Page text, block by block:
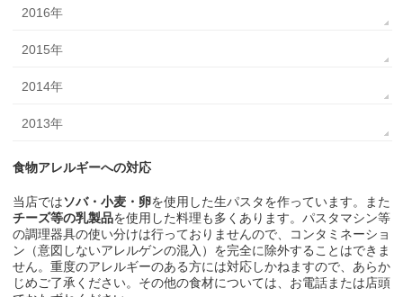
2016年
2015年
2014年
2013年
食物アレルギーへの対応
当店ではソバ・小麦・卵を使用した生パスタを作っています。また
チーズ等の乳製品を使用した料理も多くあります。パスタマシン等
の調理器具の使い分けは行っておりませんので、コンタミネーショ
ン（意図しないアレルゲンの混入）を完全に除外することはできま
せん。重度のアレルギーのある方には対応しかねますので、あらか
じめご了承ください。その他の食材については、お電話または店頭